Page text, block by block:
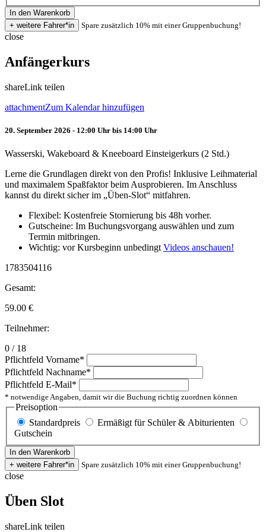
Spare zusätzlich 10% mit einer Gruppenbuchung!
close
Anfängerkurs
shareLink teilen
attachmentZum Kalendar hinzufügen
20. September 2026 - 12:00 Uhr bis 14:00 Uhr
Wasserski, Wakeboard & Kneeboard Einsteigerkurs (2 Std.)
Lerne die Grundlagen direkt von den Profis! Inklusive Leihmaterial
und maximalem Spaßfaktor beim Ausprobieren. Im Anschluss
kannst du direkt sicher im „Üben-Slot“ mitfahren.
Flexibel: Kostenfreie Stornierung bis 48h vorher.
Gutscheine: Im Buchungsvorgang auswählen und zum
Termin mitbringen.
Wichtig: vor Kursbeginn unbedingtVideos anschauen!
1783504116
Gesamt:
59.00 €
Teilnehmer:
0 / 18
Pflichtfeld Vorname*
Pflichtfeld Nachname*
Pflichtfeld E-Mail*
* notwendige Angaben, damit wir die Buchung richtig zuordnen können
Preisoption
Standardpreis
Ermäßigt für Schüler & Abiturienten
Gutschein
Spare zusätzlich 10% mit einer Gruppenbuchung!
close
Üben Slot
shareLink teilen